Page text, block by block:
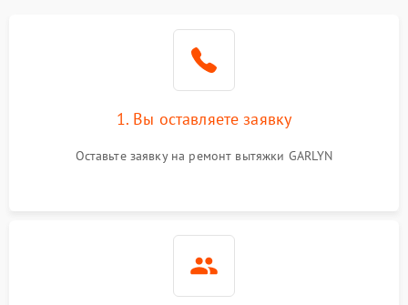
1. Вы оставляете заявку
Оставьте заявку на ремонт вытяжки GARLYN